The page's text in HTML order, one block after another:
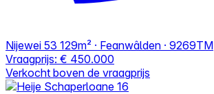
Nijewei 53 129m² · Feanwâlden · 9269TM
Vraagprijs: € 450.000
Verkocht boven de vraagprijs